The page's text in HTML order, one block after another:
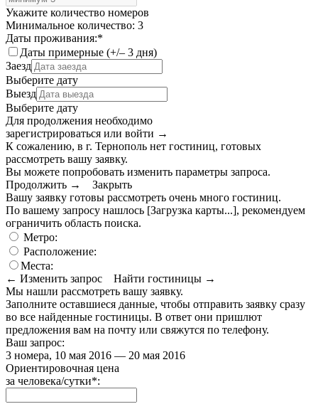
Укажите количество номеров
Минимальное количество: 3
Даты проживания:*
Даты примерные (+/– 3 дня)
Заезд
Выберите дату
Выезд
Выберите дату
Для продолжения необходимо
зарегистрироваться или войти →
К сожалению, в г. Тернополь нет гостиниц, готовых
рассмотреть вашу заявку.
Вы можете попробовать изменить параметры запроса.
Продолжить →
Закрыть
Вашу заявку готовы рассмотреть очень много гостиниц.
По вашему запросу нашлось [Загрузка карты...], рекомендуем
ограничить область поиска.
Метро:
Расположение:
Места:
← Изменить запрос
Найти гостиницы →
Мы нашли рассмотреть вашу заявку.
Заполните оставшиеся данные, чтобы отправить заявку сразу
во все найденные гостиницы. В ответ они пришлют
предложения вам на почту или свяжутся по телефону.
Ваш запрос:
3 номера, 10 мая 2016 — 20 мая 2016
Ориентировочная цена
за человека/сутки*: